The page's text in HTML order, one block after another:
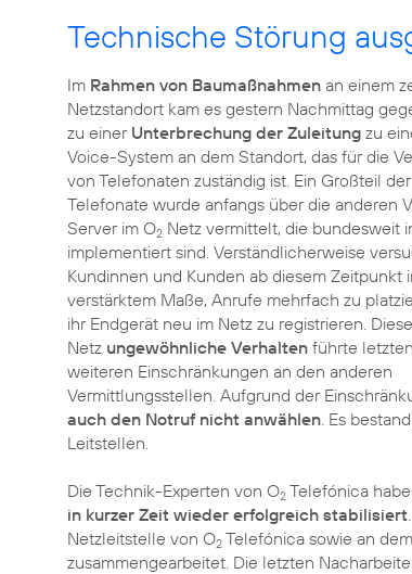
Technische Störung
Im Rahmen von Baumaßnahmen an einem
Netzstandort kam es gestern Nachmittag
zu einer Unterbrechung der Zuleitung zu
Voice-System an dem Standort, das für die
von Telefonaten zuständig ist. Ein Großteil der
Telefonate wurde anfangs über die anderen
Server im O2 Netz vermittelt, die bundesweit
implementiert sind. Verständlicherweise
Kundinnen und Kunden ab diesem Zeitpunkt
verstärktem Maße, Anrufe mehrfach zu
ihr Endgerät neu im Netz zu registrieren.
Netz ungewöhnliche Verhalten führte
weiteren Einschränkungen an den anderen
Vermittlungsstellen. Aufgrund der
auch den Notruf nicht anwählen . Es
Leitstellen.
Die Technik-Experten von O2 Telefónica
in kurzer Zeit wieder erfolgreich stabilisiert
Netzleitstelle von O2 Telefónica sowie an
zusammengearbeitet. Die letzten